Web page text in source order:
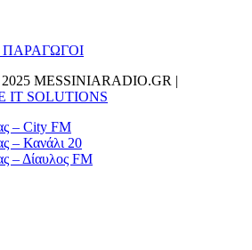
ΠΑΡΑΓΩΓΟΙ
MESSINIARADIO.GR |
IT SOLUTIONS
– City FM
– Κανάλι 20
– Δίαυλος FM